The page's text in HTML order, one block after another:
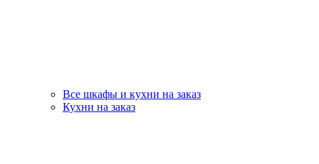
Все шкафы и кухни на заказ
Кухни на заказ